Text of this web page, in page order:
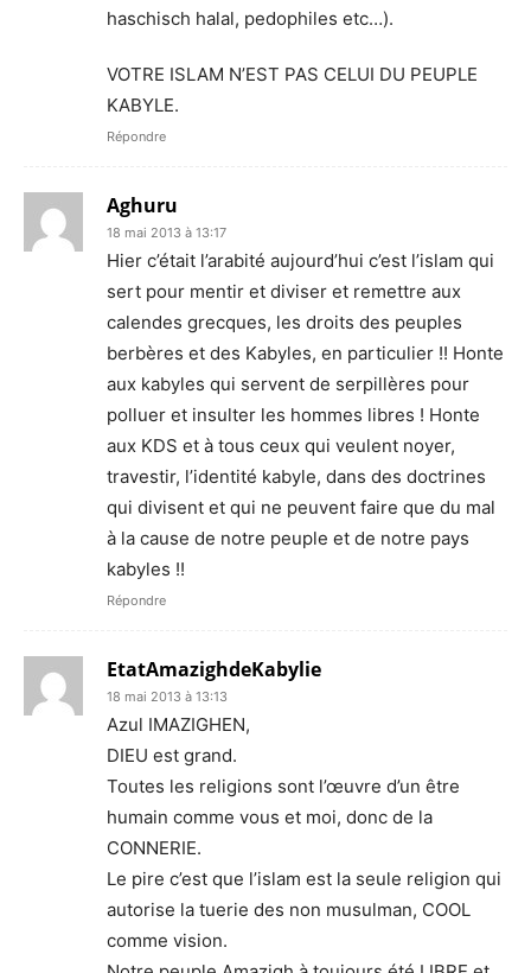
haschisch halal, pedophiles etc…).
VOTRE ISLAM N’EST PAS CELUI DU PEUPLE
KABYLE.
Répondre
Aghuru
18 mai 2013 à 13:17
Hier c’était l’arabité aujourd’hui c’est l’islam qui
sert pour mentir et diviser et remettre aux
calendes grecques, les droits des peuples
berbères et des Kabyles, en particulier !! Honte
aux kabyles qui servent de serpillères pour
polluer et insulter les hommes libres ! Honte
aux KDS et à tous ceux qui veulent noyer,
travestir, l’identité kabyle, dans des doctrines
qui divisent et qui ne peuvent faire que du mal
à la cause de notre peuple et de notre pays
kabyles !!
Répondre
EtatAmazighdeKabylie
18 mai 2013 à 13:13
Azul IMAZIGHEN,
DIEU est grand.
Toutes les religions sont l’œuvre d’un être
humain comme vous et moi, donc de la
CONNERIE.
Le pire c’est que l’islam est la seule religion qui
autorise la tuerie des non musulman, COOL
comme vision.